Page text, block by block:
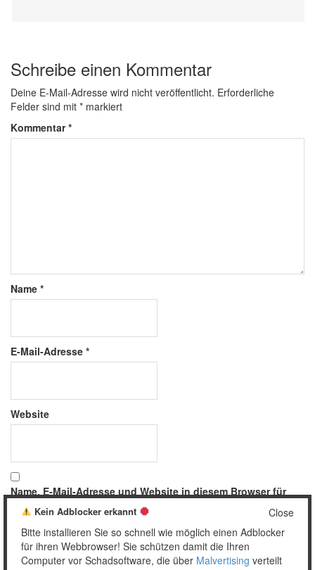
Schreibe einen Kommentar
Deine E-Mail-Adresse wird nicht veröffentlicht. Erforderliche
Felder sind mit * markiert
Kommentar*
Name *
E-Mail-Adresse *
Website
Name, E-Mail-Adresse und Website in diesem Browser für
meinen nächsten Kommentar speichern.
Close
Kein Adblocker erkannt
Bitte installieren Sie so schnell wie möglich einen Adblocker
für ihren Webbrowser! Sie schützen damit die Ihren
Computer vor Schadsoftware, die über Malvertising verteilt